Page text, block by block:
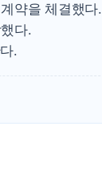
약을 체결했다.
다.
.